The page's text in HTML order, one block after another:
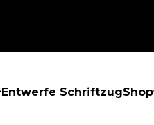
Entwerfe SchriftzugShop